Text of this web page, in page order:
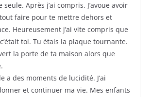
Après j’ai compris. J’avoue avoir
faire pour te mettre dehors et
Heureusement j’ai vite compris que
toi. Tu étais la plaque tournante.
la porte de ta maison alors que
a des moments de lucidité. J’ai
et continuer ma vie. Mes enfants